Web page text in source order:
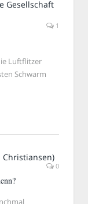
1
Luftflitzer
Schwarm
0